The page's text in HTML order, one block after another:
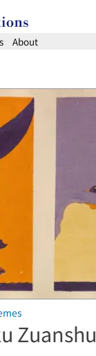
About
Zuanshu